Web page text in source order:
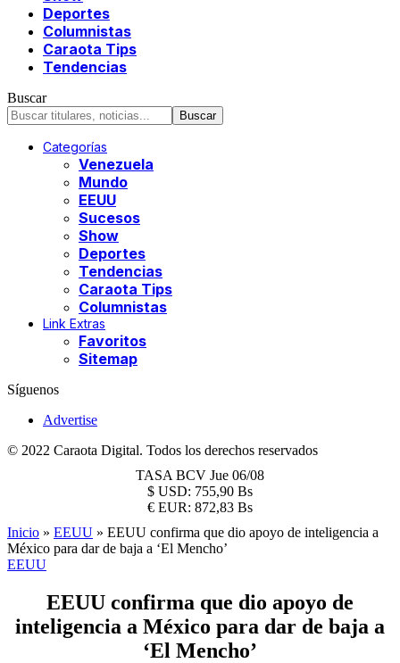
Deportes
Columnistas
Caraota Tips
Tendencias
Buscar
Categorías
Venezuela
Mundo
EEUU
Sucesos
Show
Deportes
Tendencias
Caraota Tips
Columnistas
Link Extras
Favoritos
Sitemap
Síguenos
Advertise
© 2022 Caraota Digital. Todos los derechos reservados
TASA BCV Jue 06/08
$ USD: 755,90 Bs
€ EUR: 872,83 Bs
Inicio » EEUU » EEUU confirma que dio apoyo de inteligencia a
México para dar de baja a ‘El Mencho’
EEUU
EEUU confirma que dio apoyo de
inteligencia a México para dar de baja a
‘El Mencho’